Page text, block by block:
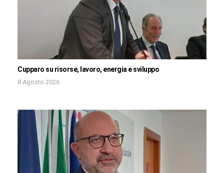
Cupparo su risorse, lavoro, energia e sviluppo
8 Agosto 2026